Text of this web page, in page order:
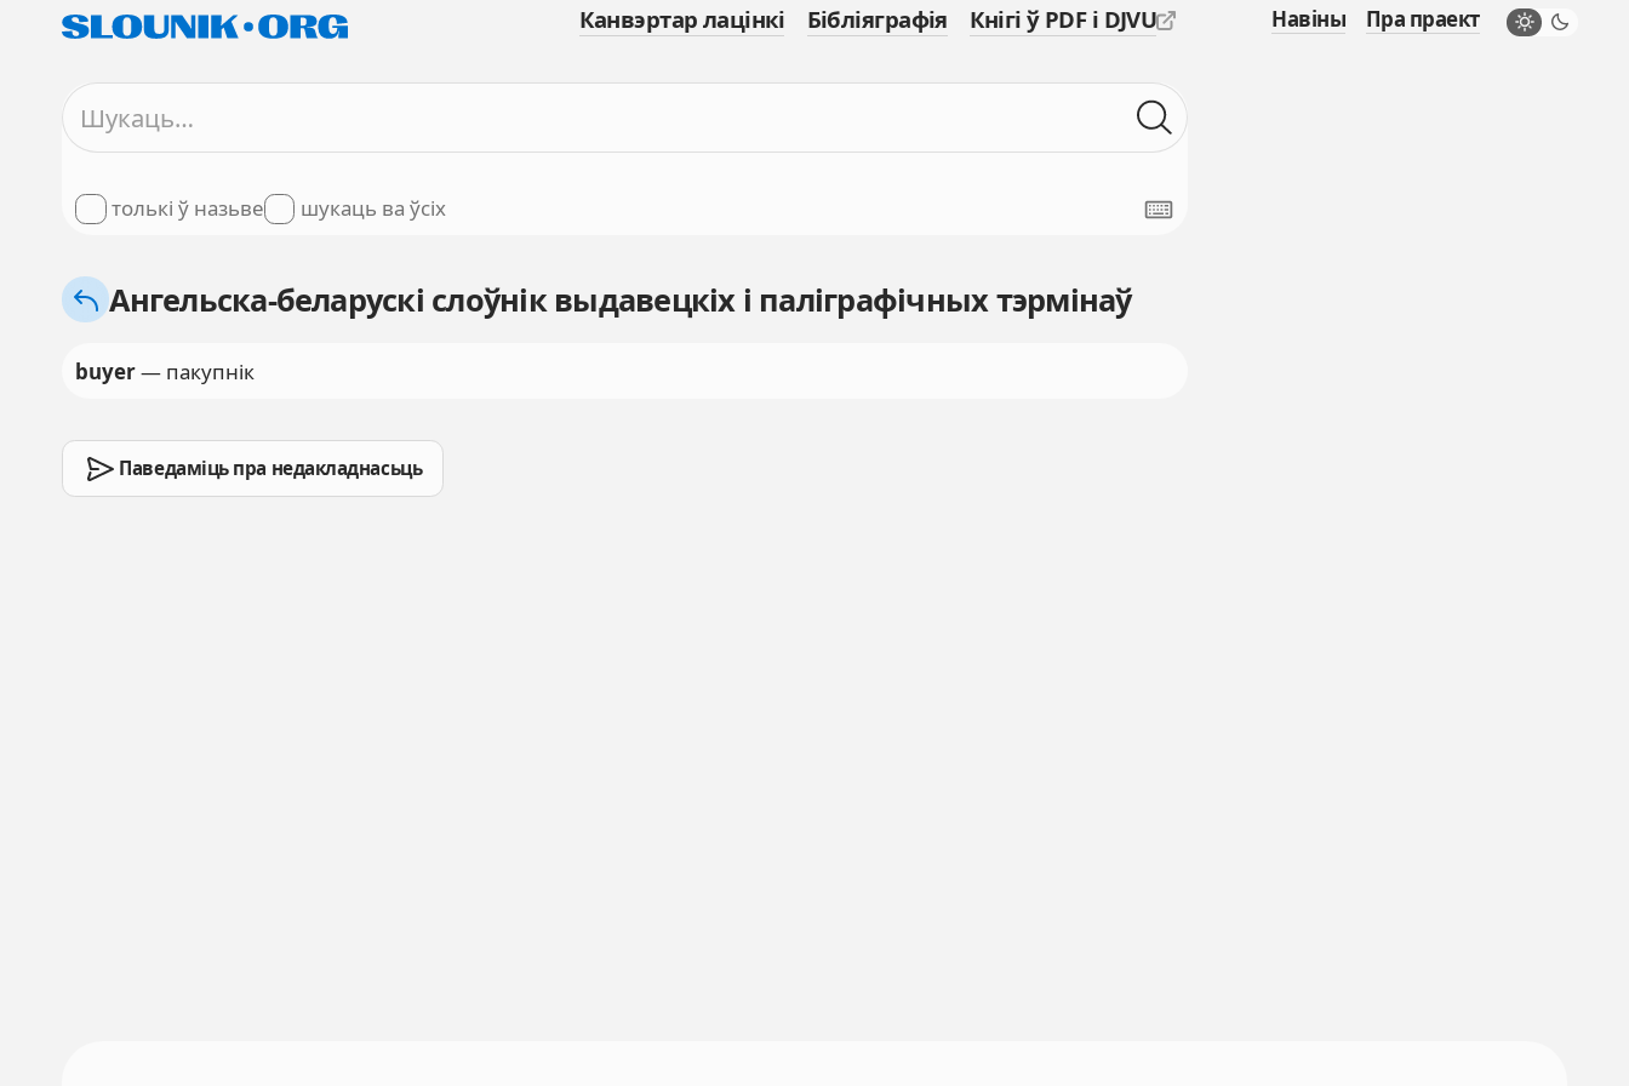
Канвэртар лацінкі Бібліяграфія Кнігі ў PDF і DJVU Навіны Пра праект
толькі ў назьве шукаць ва ўсіх
Ангельска-беларускі слоўнік выдавецкіх і паліграфічных тэрмінаў
buyer— пакупнік
Паведаміць пра недакладнасьць